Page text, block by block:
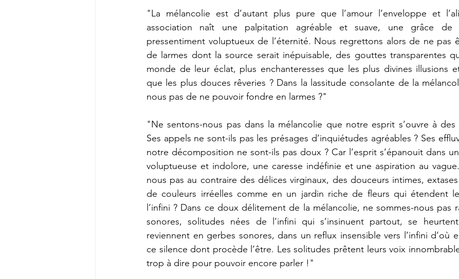
"La mélancolie est d’autant plus pure que l’amour l’enveloppe et
association naît une palpitation agréable et suave, une grâce
pressentiment voluptueux de l’éternité. Nous regrettons alors de ne pas
de larmes dont la source serait inépuisable, des gouttes transparentes
monde de leur éclat, plus enchanteresses que les plus divines illusions
que les plus douces rêveries ? Dans la lassitude consolante de la
nous pas de ne pouvoir fondre en larmes ?"
"Ne sentons-nous pas dans la mélancolie que notre esprit s’ouvre à des
Ses appels ne sont-ils pas les présages d’inquiétudes agréables ? Ses
notre décomposition ne sont-ils pas doux ? Car l’esprit s’épanouit dans
voluptueuse et indolore, une caresse indéfinie et une aspiration au
nous pas au contraire des délices virginaux, des douceurs intimes,
de couleurs irréelles comme en un jardin riche de fleurs qui étendent
l’infini ? Dans ce doux délitement de la mélancolie, ne sommes-nous pas
sonores, solitudes nées de l’infini qui s’insinuent partout, se
reviennent en gerbes sonores, dans un reflux insensible vers l’infini d’où
ce silence dont procède l’être. Les solitudes prêtent leurs voix
trop à dire pour pouvoir encore parler !"